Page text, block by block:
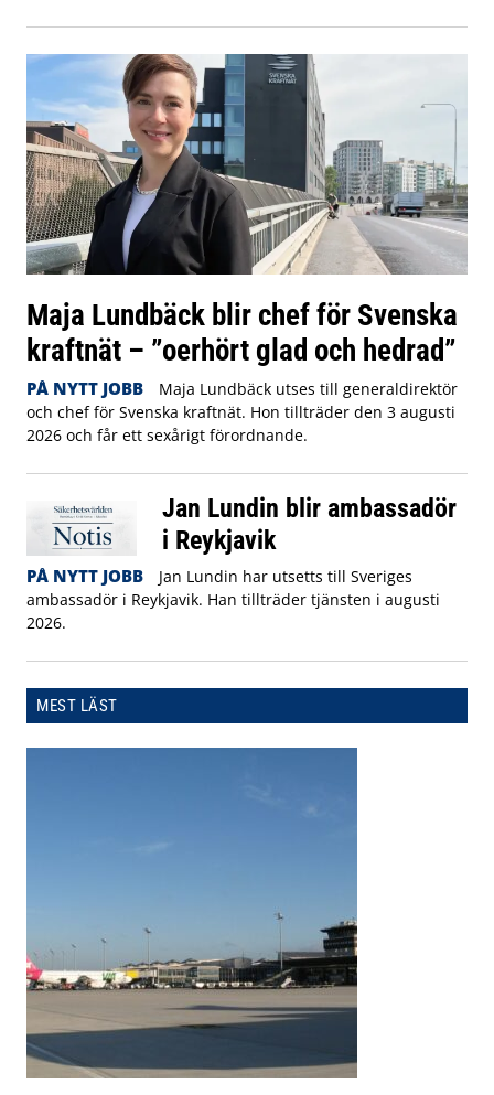
Maja Lundbäck blir chef för Svenska
kraftnät – ”oerhört glad och hedrad”
PÅ NYTT JOBB
Maja Lundbäck utses till generaldirektör
och chef för Svenska kraftnät. Hon tillträder den 3 augusti
2026 och får ett sexårigt förordnande.
Jan Lundin blir ambassadör
i Reykjavik
PÅ NYTT JOBB
Jan Lundin har utsetts till Sveriges
ambassadör i Reykjavik. Han tillträder tjänsten i augusti
2026.
MEST LÄST